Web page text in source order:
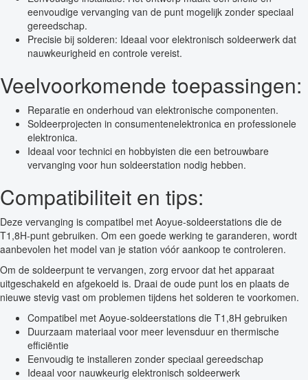
eenvoudige vervanging van de punt mogelijk zonder speciaal
gereedschap.
Precisie bij solderen: Ideaal voor elektronisch soldeerwerk dat
nauwkeurigheid en controle vereist.
Veelvoorkomende toepassingen:
Reparatie en onderhoud van elektronische componenten.
Soldeerprojecten in consumentenelektronica en professionele
elektronica.
Ideaal voor technici en hobbyisten die een betrouwbare
vervanging voor hun soldeerstation nodig hebben.
Compatibiliteit en tips:
Deze vervanging is compatibel met Aoyue-soldeerstations die de
T1,8H-punt gebruiken. Om een goede werking te garanderen, wordt
aanbevolen het model van je station vóór aankoop te controleren.
Om de soldeerpunt te vervangen, zorg ervoor dat het apparaat
uitgeschakeld en afgekoeld is. Draai de oude punt los en plaats de
nieuwe stevig vast om problemen tijdens het solderen te voorkomen.
Compatibel met Aoyue-soldeerstations die T1,8H gebruiken
Duurzaam materiaal voor meer levensduur en thermische
efficiëntie
Eenvoudig te installeren zonder speciaal gereedschap
Ideaal voor nauwkeurig elektronisch soldeerwerk